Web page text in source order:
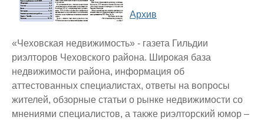
Архив
«Чеховская недвижимость» - газета Гильдии
риэлторов Чеховского района. Широкая база
недвижимости района, информация об
аттестованных специалистах, ответы на вопросы
жителей, обзорные статьи о рынке недвижимости со
мнениями специалистов, а также риэлторский юмор –